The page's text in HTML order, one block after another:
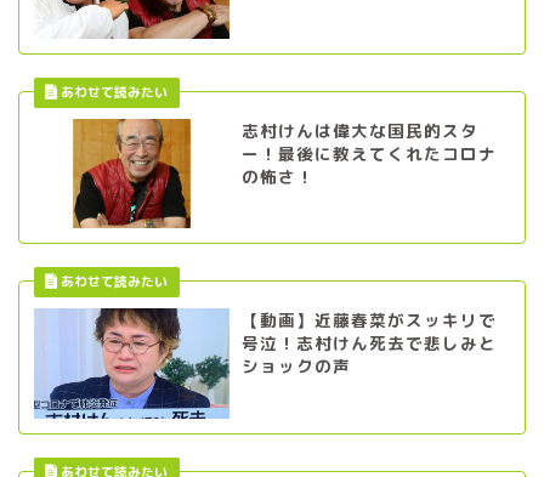
志村けんは偉大な国民的スタ
ー！最後に教えてくれたコロナ
の怖さ！
【動画】近藤春菜がスッキリで
号泣！志村けん死去で悲しみと
ショックの声